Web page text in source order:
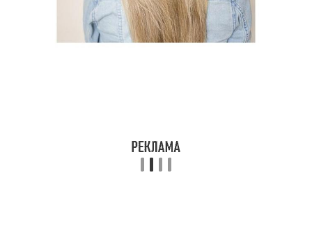
Модные стрижки Стрижки в стиле